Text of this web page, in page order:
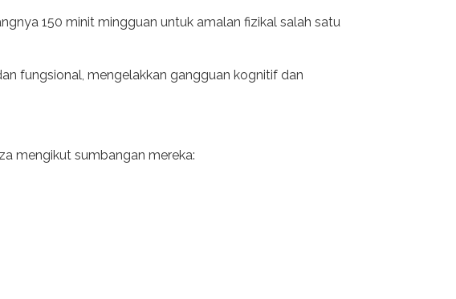
150 minit mingguan untuk amalan fizikal salah satu
fungsional, mengelakkan gangguan kognitif dan
mengikut sumbangan mereka: